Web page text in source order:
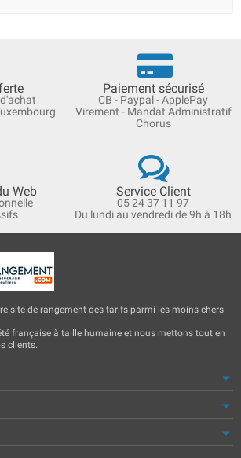
Paiement sécurisé
CB - Paypal - ApplePay
Virement - Mandat Administratif
Chorus
Web Service Client
05 24 37 11 97
Du lundi au vendredi de 9h à 18h
site de rangement des tarifs parmi les moins chers
française à taille humaine et nous mettons tout en
clients.